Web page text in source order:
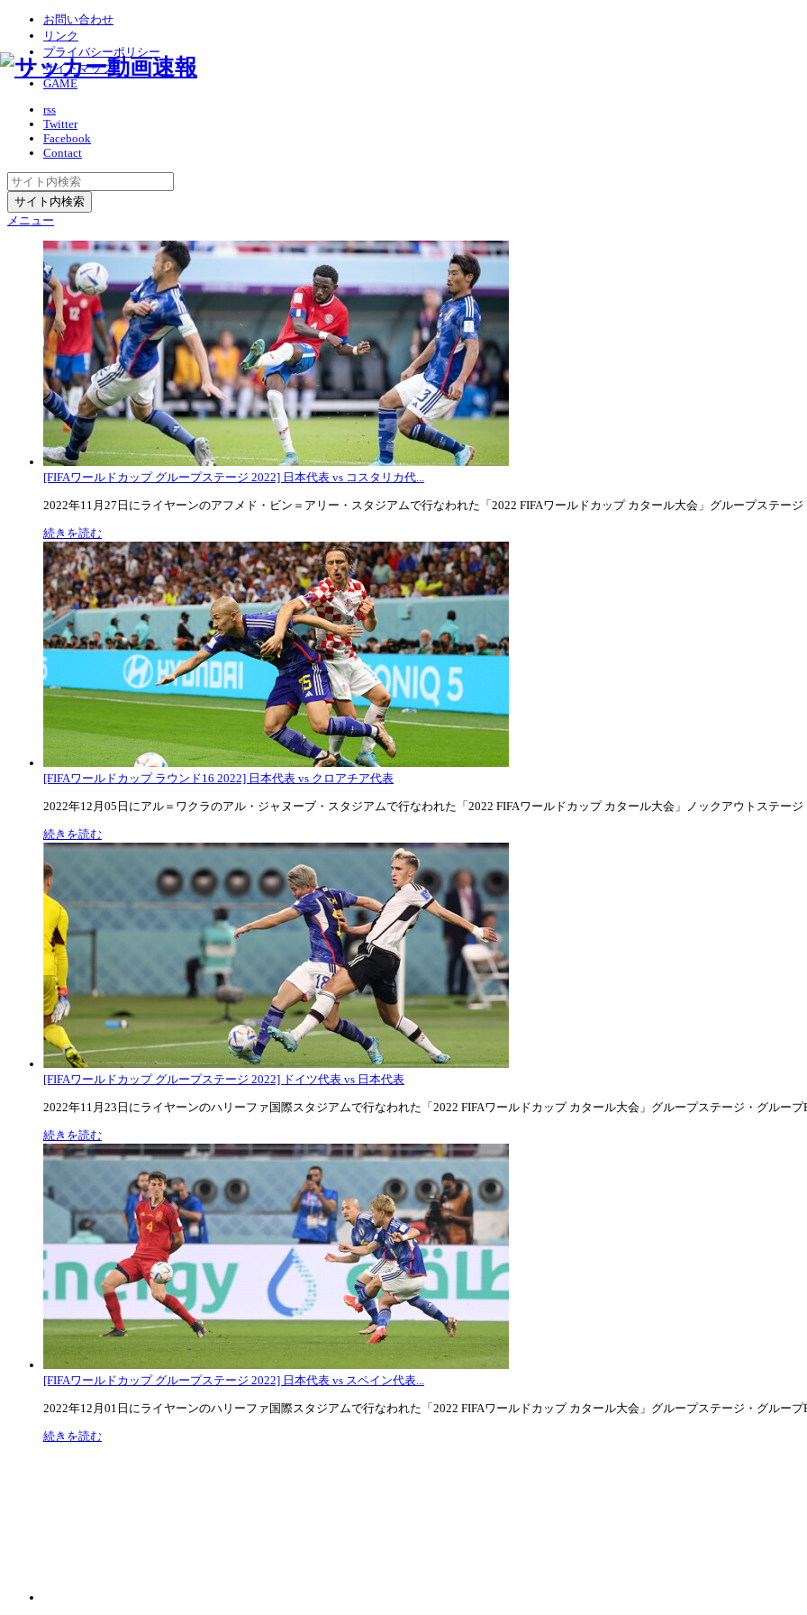
お問い合わせ
リンク
プライバシーポリシー
サイトマップ
GAME
rss
Twitter
Facebook
Contact
メニュー
[FIFAワールドカップ グループステージ 2022] 日本代表 vs コスタリカ代...
2022年11月27日にライヤーンのアフメド・ビン＝アリー・スタジアムで行なわれた「2022 FIFAワールドカップ カタール大会」グループステージ
続きを読む
[FIFAワールドカップ ラウンド16 2022] 日本代表 vs クロアチア代表
2022年12月05日にアル＝ワクラのアル・ジャヌーブ・スタジアムで行なわれた「2022 FIFAワールドカップ カタール大会」ノックアウトステージ
続きを読む
[FIFAワールドカップ グループステージ 2022] ドイツ代表 vs 日本代表
2022年11月23日にライヤーンのハリーファ国際スタジアムで行なわれた「2022 FIFAワールドカップ カタール大会」グループステージ・グループ
続きを読む
[FIFAワールドカップ グループステージ 2022] 日本代表 vs スペイン代表...
2022年12月01日にライヤーンのハリーファ国際スタジアムで行なわれた「2022 FIFAワールドカップ カタール大会」グループステージ・グループ
続きを読む